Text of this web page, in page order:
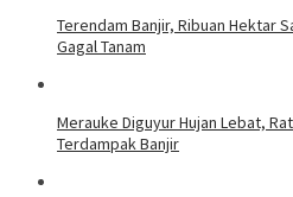
Terendam Banjir, Ribuan Hektar
Gagal Tanam
Merauke Diguyur Hujan Lebat,
Terdampak Banjir